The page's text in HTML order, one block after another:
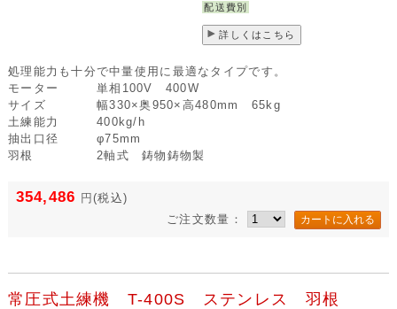
配送費別
詳しくはこちら
処理能力も十分で中量使用に最適なタイプです。
モーター
単相100V 400W
サイズ
幅330×奥950×高480mm 65kg
土練能力
400kg/h
抽出口径
φ75mm
羽根
2軸式 鋳物鋳物製
354,486 円(税込)
ご注文数量：
常圧式土練機 T-400S ステンレス 羽根